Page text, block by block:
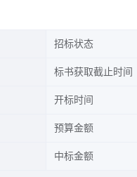
招标状态
标书获取截止时间
开标时间
预算金额
中标金额